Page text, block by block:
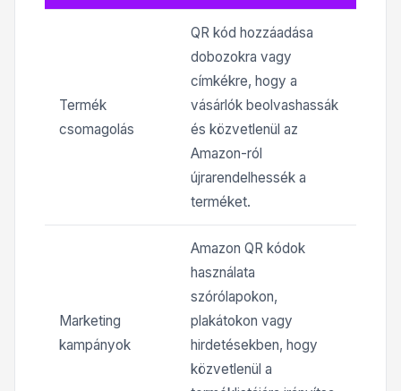
Termék
csomagolás
QR kód hozzáadása
dobozokra vagy
címkékre, hogy a
vásárlók beolvashassák
és közvetlenül az
Amazon-ról
újrarendelhessék a
terméket.
Marketing
kampányok
Amazon QR kódok
használata
szórólapokon,
plakátokon vagy
hirdetésekben, hogy
közvetlenül a